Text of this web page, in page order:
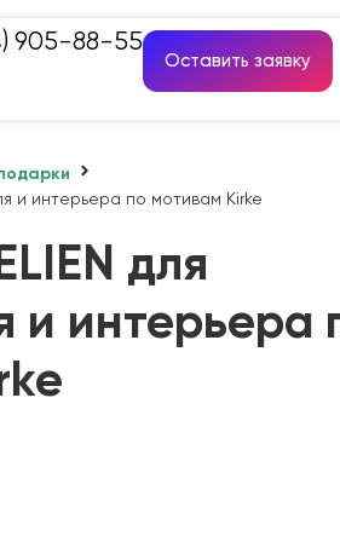
905-88-55
Оставить заявку
и интерьера по мотивам Kirke
для
и интерьера